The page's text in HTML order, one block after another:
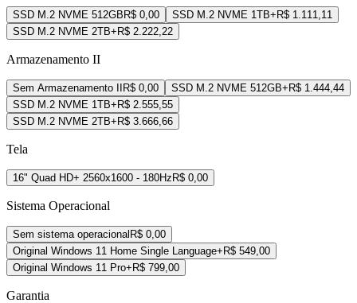
SSD M.2 NVME 512GB R$ 0,00 SSD M.2 NVME 1TB+R$ 1.111,11
SSD M.2 NVME 2TB+R$ 2.222,22
Armazenamento II
Sem Armazenamento II R$ 0,00 SSD M.2 NVME 512GB+R$ 1.444,44
SSD M.2 NVME 1TB+R$ 2.555,55
SSD M.2 NVME 2TB+R$ 3.666,66
Tela
16" Quad HD+ 2560x1600 - 180Hz R$ 0,00
Sistema Operacional
Sem sistema operacional R$ 0,00
Original Windows 11 Home Single Language+R$ 549,00
Original Windows 11 Pro+R$ 799,00
Garantia